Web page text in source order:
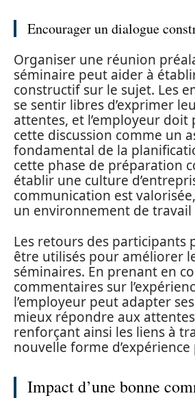
Encourager un dialogue
Organiser une réunion
séminaire peut aider à
constructif sur le sujet. Les
se sentir libres d’exprimer
attentes, et l’employeur
cette discussion comme un
fondamental de la
cette phase de préparation
établir une culture
communication est
un environnement de
Les retours des participants
être utilisés pour améliorer
séminaires. En prenant en
commentaires sur
l’employeur peut adapter
mieux répondre aux
renforçant ainsi les liens à
nouvelle forme
Impact d’une bonne